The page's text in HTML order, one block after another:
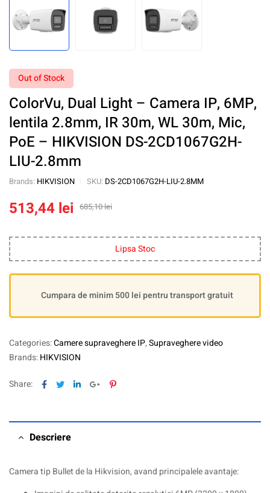
Out of Stock
ColorVu, Dual Light – Camera IP, 6MP,
lentila 2.8mm, IR 30m, WL 30m, Mic,
PoE – HIKVISION DS-2CD1067G2H-
LIU-2.8mm
Brands: HIKVISION SKU: DS-2CD1067G2H-LIU-2.8MM
685,10lei
513,44 lei
Lipsa Stoc
Cumpara de minim 500 lei pentru transport gratuit
Categories:Camere supraveghere IP,Supraveghere video
Brands:HIKVISION
Share: Facebook
TwitterLinkedinGoogle+Pinterest
Descriere
Camera tip Bullet de la Hikvision, avand principalele avantaje: